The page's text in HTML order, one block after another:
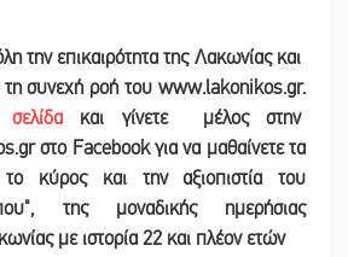
την επικαιρότητα της Λακωνίας και
συνεχή ροή του www.lakonikos.gr.
σελίδακαι γίνετε
μέλος στην
στο Facebook για να μαθαίνετε τα
κύρος και την αξιοπιστία του
της μοναδικής ημερήσιας
με ιστορία 22 και πλέον ετών